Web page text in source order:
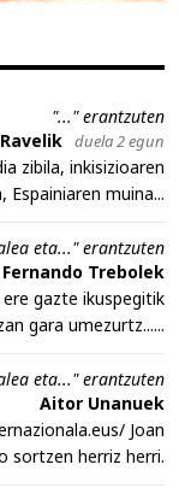
"..." erantzuten
duela 2 egun
zibila, inkisizioaren
Espainiaren muina...
eta..." erantzuten
Fernando Trebolek
gazte ikuspegitik
gara umezurtz......
eta..." erantzuten
Aitor Unanuek
Joan
sortzen herriz herri.